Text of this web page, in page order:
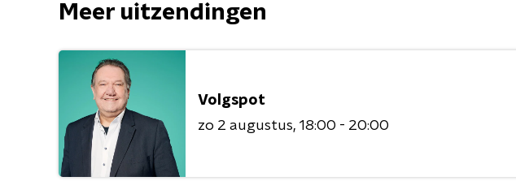
Meer uitzendingen
Volgspot
zo 2 augustus 18:00 - 20:00